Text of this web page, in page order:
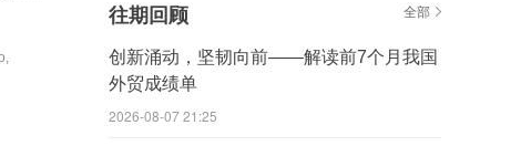
往期回顾 全部
创新涌动，坚韧向前——解读前7个月我国
外贸成绩单
2026-08-07 21:25